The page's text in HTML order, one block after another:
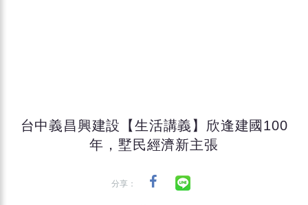
台中義昌興建設【生活講義】欣逢建國100
年，墅民經濟新主張
分享：